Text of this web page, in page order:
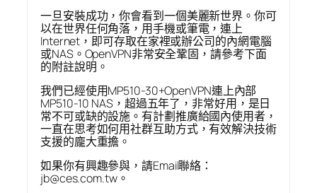
一旦安裝成功，你會看到一個美麗新世界。你可
以在世界任何角落，用手機或筆電，連上
Internet，即可存取在家裡或辦公司的內網電腦
或NAS。OpenVPN非常安全鞏固，請參考下面
的附註說明。
我們已經使用MP510-30+OpenVPN連上內部
MP510-10 NAS，超過五年了，非常好用，是日
常不可或缺的設施。有計劃推廣給國內使用者，
一直在思考如何用社群互助方式，有效解決技術
支援的龐大重擔。
如果你有興趣參與，請Email聯絡：
jb@ces.com.tw。